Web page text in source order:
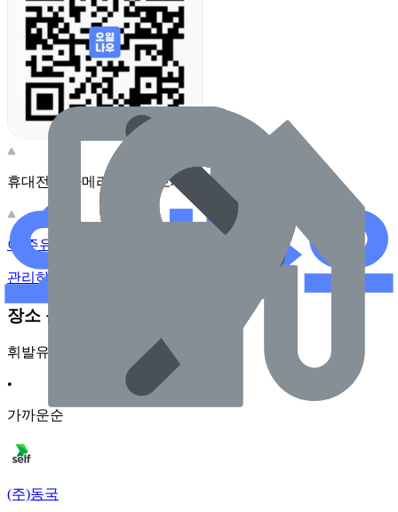
휴대전화 카메라로 찍어보세요
이 주유소의 사장님이신가요?
관리하기
장소 근처 주유소
휘발유
•
가까운순
(주)동국